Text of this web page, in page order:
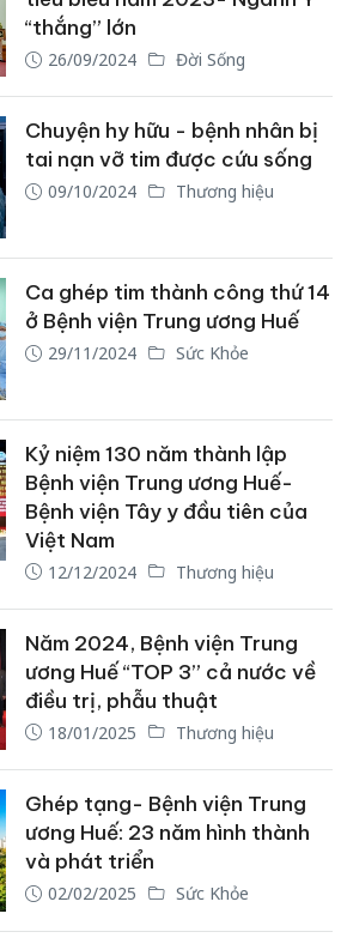
“thắng” lớn
26/09/2024 Đời Sống
Chuyện hy hữu - bệnh nhân bị
tai nạn vỡ tim được cứu sống
09/10/2024 Thương hiệu
Ca ghép tim thành công thứ 14
ở Bệnh viện Trung ương Huế
29/11/2024 Sức Khỏe
Kỷ niệm 130 năm thành lập
Bệnh viện Trung ương Huế-
Bệnh viện Tây y đầu tiên của
Việt Nam
12/12/2024 Thương hiệu
Năm 2024, Bệnh viện Trung
ương Huế “TOP 3” cả nước về
điều trị, phẫu thuật
18/01/2025 Thương hiệu
Ghép tạng- Bệnh viện Trung
ương Huế: 23 năm hình thành
và phát triển
02/02/2025 Sức Khỏe